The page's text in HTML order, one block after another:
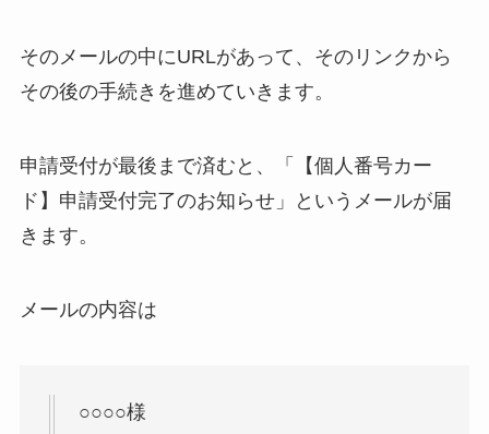
そのメールの中にURLがあって、そのリンクから
その後の手続きを進めていきます。
申請受付が最後まで済むと、「【個人番号カー
ド】申請受付完了のお知らせ」というメールが届
きます。
メールの内容は
○○○○様